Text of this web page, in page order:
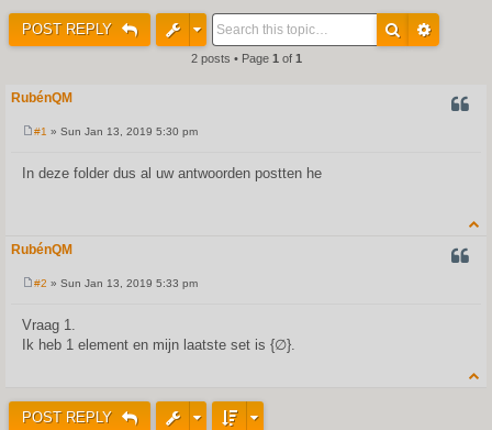
POST REPLY
2 posts • Page 1 of 1
RubénQM
#1 » Sun Jan 13, 2019 5:30 pm
In deze folder dus al uw antwoorden postten he
RubénQM
t
#2 » Sun Jan 13, 2019 5:33 pm
Vraag 1.
Ik heb 1 element en mijn laatste set is {∅}.
POST REPLY